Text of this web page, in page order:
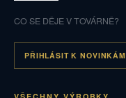
CO SE DĚJE V TOVÁRNĚ?
PŘIHLÁSIT K NOVINKÁM